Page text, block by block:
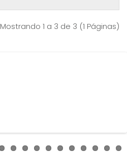
Mostrando 1 a 3 de 3 (1 Páginas)